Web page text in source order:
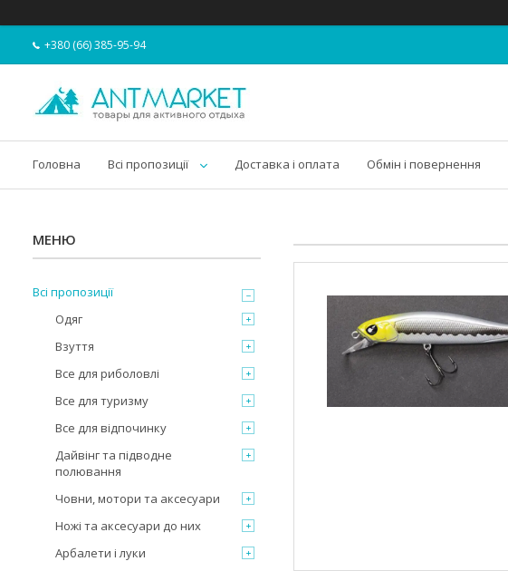
+380 (66) 385-95-94
Головна Всі пропозиції Доставка і оплата Обмін і повернення
Всі пропозиції
Одяг
Взуття
Все для риболовлі
Все для туризму
Все для відпочинку
Дайвінг та підводне
полювання
Човни, мотори та аксесуари
Ножі та аксесуари до них
Арбалети і луки